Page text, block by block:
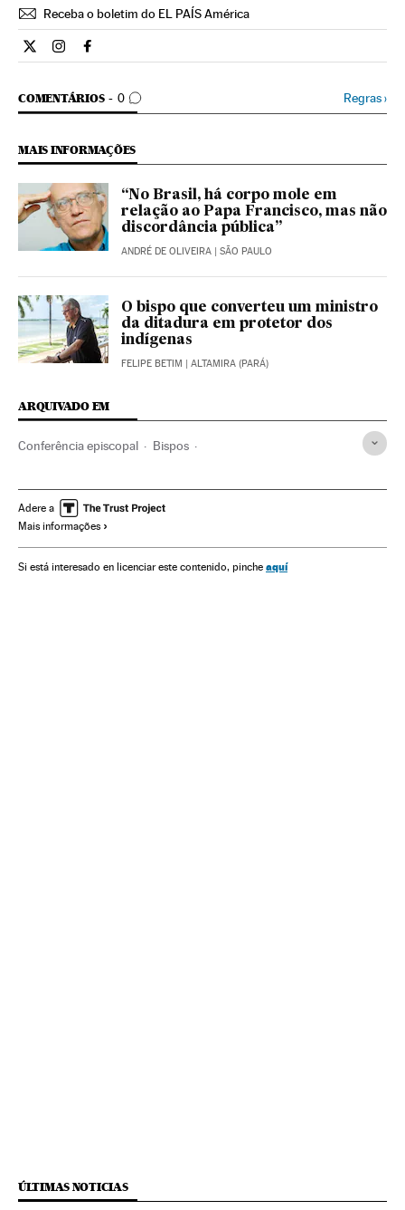
Receba o boletim do EL PAÍS América
Internacional El País Brasil en Twitter
Internacional El País Brasil en Instagram
Internacional El País Brasil en Facebook
COMENTÁRIOS 0
COMENTÁRIOS Regras›
MAIS INFORMAÇÕES
“No Brasil, há corpo mole em
relação ao Papa Francisco, mas não
discordância pública”
ANDRÉ DE OLIVEIRA | SÃO PAULO
O bispo que converteu um ministro
da ditadura em protetor dos
indígenas
FELIPE BETIM | ALTAMIRA (PARÁ)
ARQUIVADO EM
Conferência episcopal Bispos
Igreja católica Europa Ocidental
América do Sul
América
Adere a
Mais informações
Si está interesado en licenciar este contenido, pinche aquí
ÚLTIMAS NOTICIAS